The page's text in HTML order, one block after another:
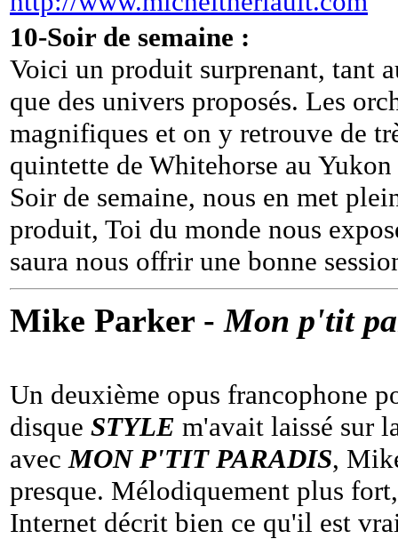
10-Soir de semaine :
Voici un produit surprenant, tant
que des univers proposés. Les
magnifiques et on y retrouve de
quintette de Whitehorse au
Soir de semaine, nous en met
produit, Toi du monde nous
saura nous offrir une bonne
Mike Parker -Mon p'tit
Un deuxième opus francophone
disque STYLE m'avait laissé sur
avecMON P'TIT PARADIS,
presque. Mélodiquement plus
Internet décrit bien ce qu'il est